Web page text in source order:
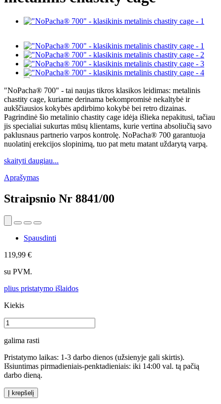
"NoPacha® 700" - tai naujas tikros klasikos leidimas: metalinis
chastity cage, kuriame derinama bekompromisė nekaltybė ir
aukščiausios kokybės apdirbimo kokybė bei retro dizainas.
Pagrindinė šio metalinio chastity cage idėja išlieka nepakitusi, tačiau
jis specialiai sukurtas mūsų klientams, kurie vertina absoliučią savo
paklusnaus partnerio varpos kontrolę. NoPacha® 700 garantuoja
nuolatinį erekcijos slopinimą, tuo pat metu matant uždarytą varpą.
skaityti daugiau...
Aprašymas
Straipsnio Nr 8841/00
Spausdinti
119,99 €
su PVM.
plius pristatymo išlaidos
Kiekis
galima rasti
Pristatymo laikas: 1-3 darbo dienos (užsienyje gali skirtis).
Išsiuntimas pirmadieniais-penktadieniais: iki 14:00 val. tą pačią
darbo dieną.
Į krepšelį